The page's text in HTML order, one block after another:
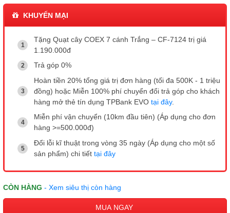
KHUYẾN MẠI
Tặng Quạt cây COEX 7 cánh Trắng – CF-7124 trị giá
1.190.000đ
Trả góp 0%
Hoàn tiền 20% tổng giá trị đơn hàng (tối đa 500K - 1 triệu
đồng) hoặc Miễn 100% phí chuyển đổi trả góp cho khách
hàng mở thẻ tín dụng TPBank EVO tại đây.
Miễn phí vận chuyển (10km đầu tiên) (Áp dụng cho đơn
hàng >=500.000đ)
Đổi lỗi kĩ thuật trong vòng 35 ngày (Áp dụng cho một số
sản phẩm) chi tiết tại đây
CÒN HÀNG - Xem siêu thị còn hàng
MUA NGAY